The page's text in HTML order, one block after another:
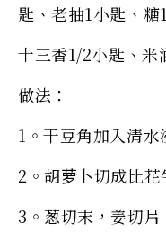
匙、老抽1小匙、糖
十三香1/2小匙、米
做法：
1。干豆角加入清水
2。胡萝卜切成比花
3。葱切末，姜切片